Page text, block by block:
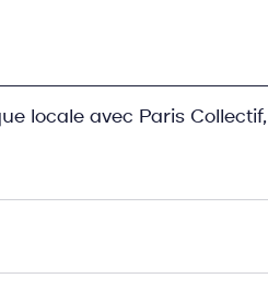
locale avec Paris Collectif,